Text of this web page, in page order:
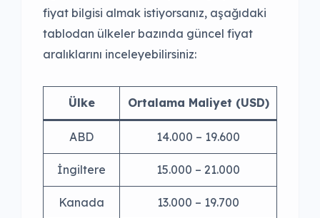
fiyat bilgisi almak istiyorsanız, aşağıdaki
tablodan ülkeler bazında güncel fiyat
aralıklarını inceleyebilirsiniz:
Ülke Ortalama Maliyet (USD)
ABD 14.000 – 19.600
İngiltere 15.000 – 21.000
Kanada 13.000 – 19.700